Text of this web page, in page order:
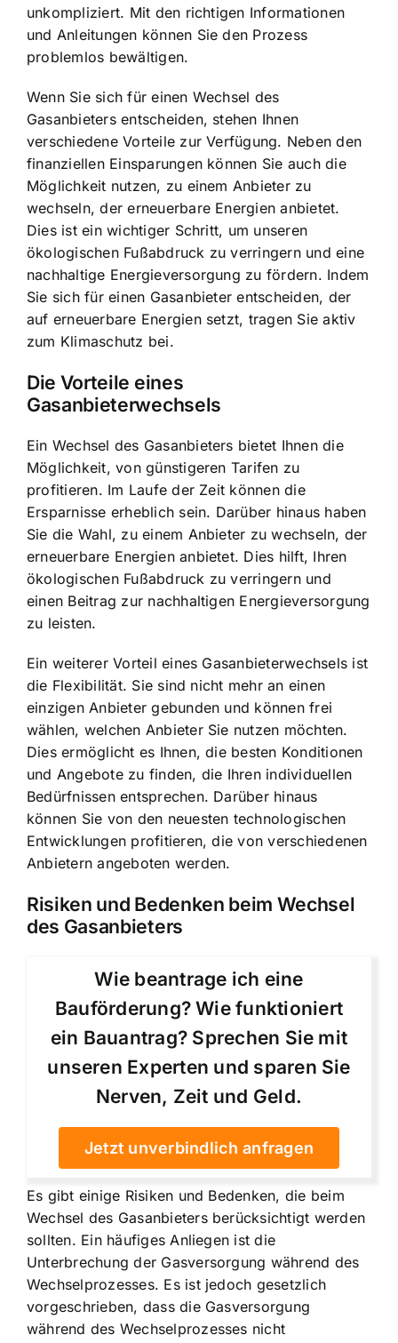
unkompliziert. Mit den richtigen Informationen
und Anleitungen können Sie den Prozess
problemlos bewältigen.
Wenn Sie sich für einen Wechsel des
Gasanbieters entscheiden, stehen Ihnen
verschiedene Vorteile zur Verfügung. Neben den
finanziellen Einsparungen können Sie auch die
Möglichkeit nutzen, zu einem Anbieter zu
wechseln, der erneuerbare Energien anbietet.
Dies ist ein wichtiger Schritt, um unseren
ökologischen Fußabdruck zu verringern und eine
nachhaltige Energieversorgung zu fördern. Indem
Sie sich für einen Gasanbieter entscheiden, der
auf erneuerbare Energien setzt, tragen Sie aktiv
zum Klimaschutz bei.
Die Vorteile eines
Gasanbieterwechsels
Ein Wechsel des Gasanbieters bietet Ihnen die
Möglichkeit, von günstigeren Tarifen zu
profitieren. Im Laufe der Zeit können die
Ersparnisse erheblich sein. Darüber hinaus haben
Sie die Wahl, zu einem Anbieter zu wechseln, der
erneuerbare Energien anbietet. Dies hilft, Ihren
ökologischen Fußabdruck zu verringern und
einen Beitrag zur nachhaltigen Energieversorgung
zu leisten.
Ein weiterer Vorteil eines Gasanbieterwechsels ist
die Flexibilität. Sie sind nicht mehr an einen
einzigen Anbieter gebunden und können frei
wählen, welchen Anbieter Sie nutzen möchten.
Dies ermöglicht es Ihnen, die besten Konditionen
und Angebote zu finden, die Ihren individuellen
Bedürfnissen entsprechen. Darüber hinaus
können Sie von den neuesten technologischen
Entwicklungen profitieren, die von verschiedenen
Anbietern angeboten werden.
Risiken und Bedenken beim Wechsel
des Gasanbieters
Wie beantrage ich eine
Bauförderung? Wie funktioniert
ein Bauantrag? Sprechen Sie mit
unseren Experten und sparen Sie
Nerven, Zeit und Geld.
Jetzt unverbindlich anfragen
Es gibt einige Risiken und Bedenken, die beim
Wechsel des Gasanbieters berücksichtigt werden
sollten. Ein häufiges Anliegen ist die
Unterbrechung der Gasversorgung während des
Wechselprozesses. Es ist jedoch gesetzlich
vorgeschrieben, dass die Gasversorgung
während des Wechselprozesses nicht